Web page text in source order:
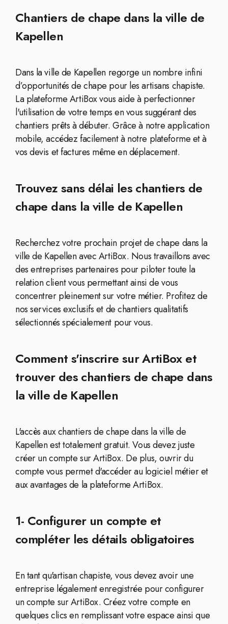
Chantiers de chape dans la ville de
Kapellen
Dans la ville de Kapellen regorge un nombre infini
d’opportunités de chape pour les artisans chapiste.
La plateforme ArtiBox vous aide à perfectionner
l'utilisation de votre temps en vous suggérant des
chantiers prêts à débuter. Grâce à notre application
mobile, accédez facilement à notre plateforme et à
vos devis et factures même en déplacement.
Trouvez sans délai les chantiers de
chape dans la ville de Kapellen
Recherchez votre prochain projet de chape dans la
ville de Kapellen avec ArtiBox. Nous travaillons avec
des entreprises partenaires pour piloter toute la
relation client vous permettant ainsi de vous
concentrer pleinement sur votre métier. Profitez de
nos services exclusifs et de chantiers qualitatifs
sélectionnés spécialement pour vous.
Comment s'inscrire sur ArtiBox et
trouver des chantiers de chape dans
la ville de Kapellen
L'accès aux chantiers de chape dans la ville de
Kapellen est totalement gratuit. Vous devez juste
créer un compte sur ArtiBox. De plus, ouvrir du
compte vous permet d'accéder au logiciel métier et
aux avantages de la plateforme ArtiBox.
1- Configurer un compte et
compléter les détails obligatoires
En tant qu'artisan chapiste, vous devez avoir une
entreprise légalement enregistrée pour configurer
un compte sur ArtiBox. Créez votre compte en
quelques clics en remplissant votre espace ainsi que